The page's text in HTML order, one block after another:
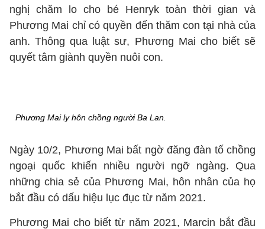
nghị chăm lo cho bé Henryk toàn thời gian và
Phương Mai chỉ có quyền đến thăm con tại nhà của
anh. Thông qua luật sư, Phương Mai cho biết sẽ
quyết tâm giành quyền nuôi con.
Phương Mai ly hôn chồng người Ba Lan.
Ngày 10/2, Phương Mai bất ngờ đăng đàn tố chồng
ngoại quốc khiến nhiều người ngỡ ngàng. Qua
những chia sẻ của Phương Mai, hôn nhân của họ
bắt đầu có dấu hiệu lục đục từ năm 2021.
Phương Mai cho biết từ năm 2021, Marcin bắt đầu